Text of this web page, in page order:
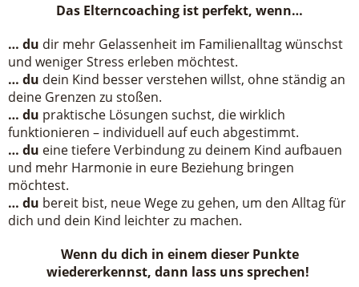
Das Elterncoaching ist perfekt, wenn…
… du dir mehr Gelassenheit im Familienalltag wünschst
und weniger Stress erleben möchtest.
… du dein Kind besser verstehen willst, ohne ständig an
deine Grenzen zu stoßen.
… du praktische Lösungen suchst, die wirklich
funktionieren – individuell auf euch abgestimmt.
… du eine tiefere Verbindung zu deinem Kind aufbauen
und mehr Harmonie in eure Beziehung bringen
möchtest.
… du bereit bist, neue Wege zu gehen, um den Alltag für
dich und dein Kind leichter zu machen.
Wenn du dich in einem dieser Punkte
wiedererkennst, dann lass uns sprechen!